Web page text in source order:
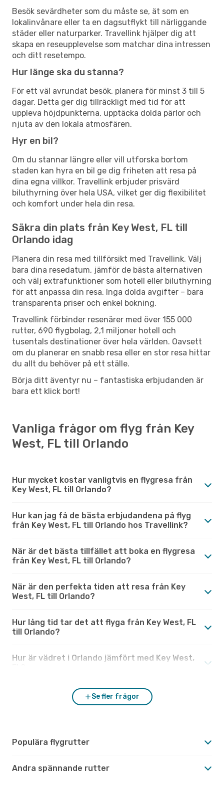
Besök sevärdheter som du måste se, ät som en
lokalinvånare eller ta en dagsutflykt till närliggande
städer eller naturparker. Travellink hjälper dig att
skapa en reseupplevelse som matchar dina intressen
och ditt resetempo.
Hur länge ska du stanna?
För ett väl avrundat besök, planera för minst 3 till 5
dagar. Detta ger dig tillräckligt med tid för att
uppleva höjdpunkterna, upptäcka dolda pärlor och
njuta av den lokala atmosfären.
Hyr en bil?
Om du stannar längre eller vill utforska bortom
staden kan hyra en bil ge dig friheten att resa på
dina egna villkor. Travellink erbjuder prisvärd
biluthyrning över hela USA, vilket ger dig flexibilitet
och komfort under hela din resa.
Säkra din plats från Key West, FL till
Orlando idag
Planera din resa med tillförsikt med Travellink. Välj
bara dina resedatum, jämför de bästa alternativen
och välj extrafunktioner som hotell eller biluthyrning
för att anpassa din resa. Inga dolda avgifter – bara
transparenta priser och enkel bokning.
Travellink förbinder resenärer med över 155 000
rutter, 690 flygbolag, 2,1 miljoner hotell och
tusentals destinationer över hela världen. Oavsett
om du planerar en snabb resa eller en stor resa hittar
du allt du behöver på ett ställe.
Börja ditt äventyr nu – fantastiska erbjudanden är
bara ett klick bort!
Vanliga frågor om flyg från Key
West, FL till Orlando
Hur mycket kostar vanligtvis en flygresa från
Key West, FL till Orlando?
Hur kan jag få de bästa erbjudandena på flyg
från Key West, FL till Orlando hos Travellink?
När är det bästa tillfället att boka en flygresa
från Key West, FL till Orlando?
När är den perfekta tiden att resa från Key
West, FL till Orlando?
Hur lång tid tar det att flyga från Key West, FL
till Orlando?
Hur är vädret i Orlando jämfört med Key West,
Se fler frågor
Populära flygrutter
Andra spännande rutter